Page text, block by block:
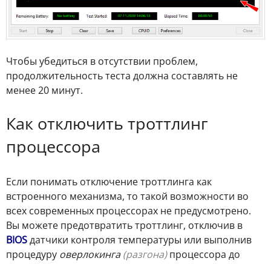
Чтобы убедиться в отсутствии проблем,
продолжительность теста должна составлять не
менее 20 минут.
Как отключить троттлинг
процессора
Если понимать отключение троттлинга как
встроенного механизма, то такой возможности во
всех современных процессорах не предусмотрено.
Вы можете предотвратить троттлинг, отключив в
BIOSдатчики контроля температуры или выполнив
процедуру оверлокинга (разгона)процессора до